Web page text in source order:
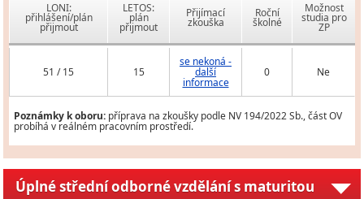
LONI:
přihlášení/plán
přijmout
LETOS:
plán
přijmout
Přijímací
zkouška
Roční
školné
Možnost
studia pro
ZP
51 / 15 15
se nekoná -
další
informace
0 Ne
Poznámky k oboru: příprava na zkoušky podle NV 194/2022 Sb., část OV
probíhá v reálném pracovním prostředí.
Úplné střední odborné vzdělání s maturitou